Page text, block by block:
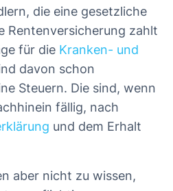
die eine gesetzliche
Rentenversicherung zahlt
für die Kranken- und
davon schon
Steuern. Die sind, wenn
fällig, nach
und dem Erhalt
aber nicht zu wissen,